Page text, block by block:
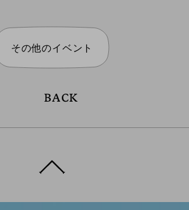
その他のイベント
BACK